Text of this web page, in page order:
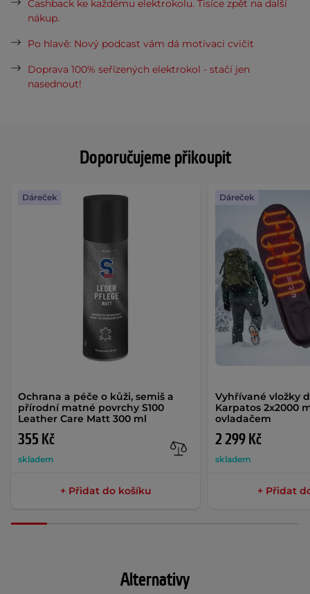
Doporučujeme přikoupit
Ochrana a péče o kůži, semiš a
přírodní matné povrchy S100
Leather Care Matt 300 ml
355 Kč
skladem
Dáreček
+ Přidat do košíku
Vyhřívané vložky
Karpatos 2x2000
ovladačem
2 299 Kč
skladem
Dáreček
+ Přidat
Cashback ke každému elektrokolu. Tisíce zpět na další
nákup.
Po hlavě: Nový podcast vám dá motivaci cvičit
Doprava 100% seřízených elektrokol - stačí jen
nasednout!
Alternativy